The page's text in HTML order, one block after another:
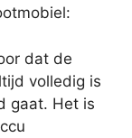
dat de
volledig is
gaat. Het is